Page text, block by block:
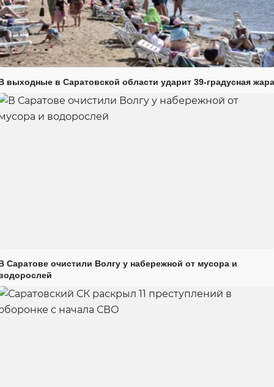
выходные в Саратовской области ударит 39-градусная жара
Саратове очистили Волгу у набережной от мусора и